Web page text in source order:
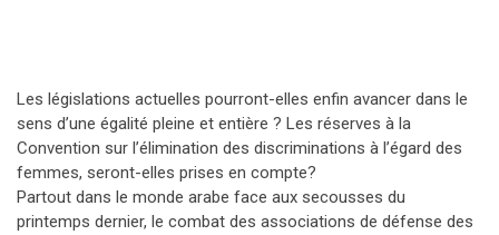
Les législations actuelles pourront-elles enfin avancer dans le
sens d’une égalité pleine et entière ? Les réserves à la
Convention sur l’élimination des discriminations à l’égard des
femmes, seront-elles prises en compte?
Partout dans le monde arabe face aux secousses du
printemps dernier, le combat des associations de défense des